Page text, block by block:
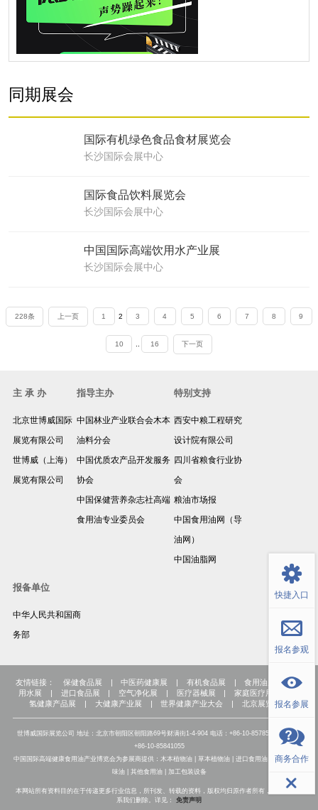
同期展会
国际有机绿色食品食材展览会
长沙国际会展中心
国际食品饮料展览会
长沙国际会展中心
中国国际高端饮用水产业展
长沙国际会展中心
228条 上一页 1 2 3 4 5 6 7 8 9
10 16 下一页
主 承 办
北京世博威国际
展览有限公司
世博威（上海）
展览有限公司
指导主办
中国林业产业联合会木本
油料分会
中国优质农产品开发服务
协会
中国保健营养杂志社高端
食用油专业委员会
特别支持
西安中粮工程研究
设计院有限公司
四川省粮食行业协
会
粮油市场报
中国食用油网（导
油网）
中国油脂网
报备单位
中华人民共和国商
务部
友情链接： 保健食品展 中医药健康展 有机食品展 食用油展 |
饮
用水展
进口食品展 空气净化展 医疗器械展 家庭医疗用品展
氢健康产品展
大健康产业展 世界健康产业大会 北京展览公司
世博威国际展览公司 地址：北京市朝阳区朝阳路69号财满街1-4-904 电话：+86-10-85785007 传真：
+86-10-85841055
中国国际高端健康食用油产业博览会为参展商提供：木本植物油 | 草本植物油 | 进口食用油 | 各种高端调
味油 | 其他食用油 | 加工包装设备
本网站所有资料目的在于传递更多行业信息，所刊发、转载的资料，版权均归原作者所有，如有侵权联
系我们删除。详见： 免责声明
快捷入口
报名参观
报名参展
商务合作